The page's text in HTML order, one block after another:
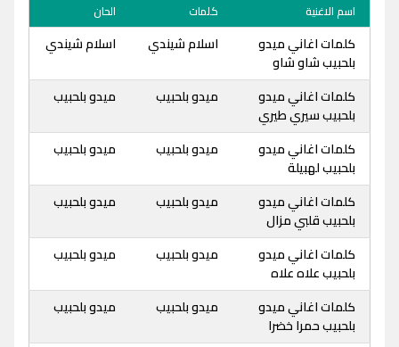
اسم الاغنية كلمات الحان
كلمات اغاني ميدو
بلحبيب شاو شاو
اسلام شيندي اسلام شيندي
كلمات اغاني ميدو
بلحبيب سيري طيري
ميدو بلحبيب ميدو بلحبيب
كلمات اغاني ميدو
بلحبيب لهبيلة
ميدو بلحبيب ميدو بلحبيب
كلمات اغاني ميدو
بلحبيب قلبي مزال
ميدو بلحبيب ميدو بلحبيب
كلمات اغاني ميدو
بلحبيب علاه علاه
ميدو بلحبيب ميدو بلحبيب
كلمات اغاني ميدو
بلحبيب حمرا خضرا
ميدو بلحبيب ميدو بلحبيب